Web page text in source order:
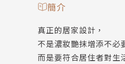
簡介
真正的居家設計，
不是濃妝艷抹增添不必
而是要符合居住者對生